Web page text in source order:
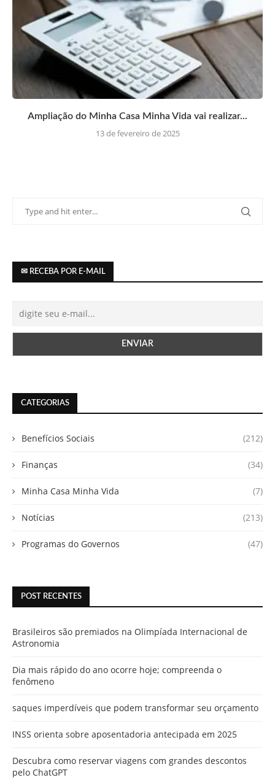
Ampliação do Minha Casa Minha Vida vai realizar...
13 de fevereiro de 2025
✉ RECEBA POR E-MAIL
CATEGORIAS
Benefícios Sociais (212)
Finanças (34)
Minha Casa Minha Vida (7)
Notícias (213)
Programas do Governos (47)
POST RECENTES
Brasileiros são premiados na Olimpíada Internacional de
Astronomia
Dia mais rápido do ano ocorre hoje; compreenda o
fenômeno
saques imperdíveis que podem transformar seu orçamento
INSS orienta sobre aposentadoria antecipada em 2025
Descubra como reservar viagens com grandes descontos
pelo ChatGPT